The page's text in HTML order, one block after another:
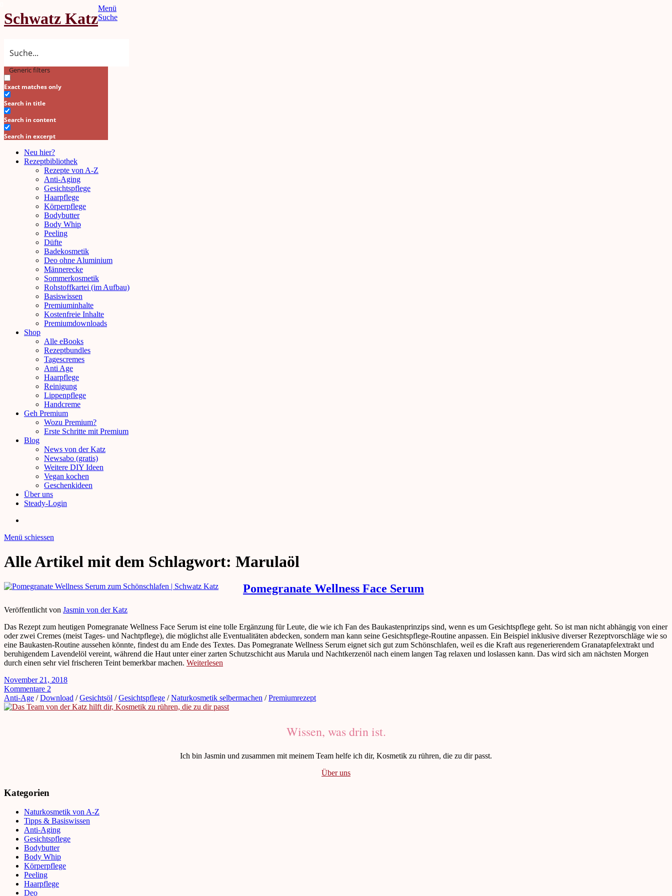
Schwatz Katz
Menü
Suche
Generic filters
Exact matches only
Search in title
Search in content
Search in excerpt
Neu hier?
Rezeptbibliothek
Rezepte von A-Z
Anti-Aging
Gesichtspflege
Haarpflege
Körperpflege
Bodybutter
Body Whip
Peeling
Düfte
Badekosmetik
Deo ohne Aluminium
Männerecke
Sommerkosmetik
Rohstoffkartei (im Aufbau)
Basiswissen
Premiuminhalte
Kostenfreie Inhalte
Premiumdownloads
Shop
Alle eBooks
Rezeptbundles
Tagescremes
Anti Age
Haarpflege
Reinigung
Lippenpflege
Handcreme
Geh Premium
Wozu Premium?
Erste Schritte mit Premium
Blog
News von der Katz
Newsabo (gratis)
Weitere DIY Ideen
Vegan kochen
Geschenkideen
Über uns
Steady-Login
Menü schiessen
Alle Artikel mit dem Schlagwort: Marulaöl
Pomegranate Wellness Face Serum
Veröffentlicht von Jasmin von der Katz
Das Rezept zum heutigen Pomegranate Wellness Face Serum ist eine tolle Ergänzung für Leute, die wie ich Fan des Baukastenprinzips sind, wenn es um Gesichtspflege geht. So ist man nicht abhängig von einer
oder zwei Cremes (meist Tages- und Nachtpflege), die möglichst alle Eventualitäten abdecken, sondern man kann seine Gesichtspflege-Routine anpassen. Ein Beispiel inklusive diverser Rezeptvorschläge wie so
eine Baukasten-Routine aussehen könnte, findest du am Ende des Textes. Das Pomegranate Wellness Serum eignet sich gut zum Schönschlafen, weil es die Kraft aus regenerierendem Granatapfelextrakt und
beruhigendem Lavendelöl vereint, während die Haut unter einer zarten Schutzschicht aus Marula und Nachtkerzenöl nach einem langen Tag relaxen und loslassen kann. Das wird sich am nächsten Morgen
durch einen sehr viel frischeren Teint bemerkbar machen. Weiterlesen
November 21, 2018
Kommentare 2
Anti-Age /Download /Gesichtsöl /Gesichtspflege /Naturkosmetik selbermachen /Premiumrezept
Wissen, was drin ist.
Ich bin Jasmin und zusammen mit meinem Team helfe ich dir, Kosmetik zu rühren, die zu dir passt.
Über uns
Kategorien
Naturkosmetik von A-Z
Tipps & Basiswissen
Anti-Aging
Gesichtspflege
Bodybutter
Body Whip
Körperpflege
Peeling
Haarpflege
Deo